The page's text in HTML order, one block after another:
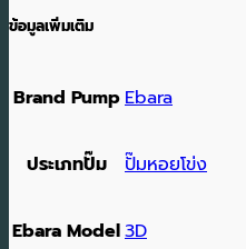
ข้อมูลเพิ่มเติม
Brand Pump Ebara
ประเภทปั๊ม ปั๊มหอยโข่ง
Ebara Model3D